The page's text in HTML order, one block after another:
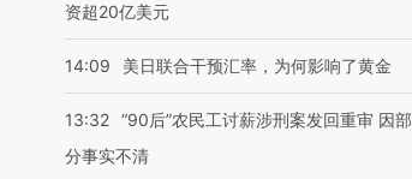
资超20亿美元
14:09 美日联合干预汇率，为何影响了黄金
13:32 “90后”农民工讨薪涉刑案发回重审 因部
分事实不清